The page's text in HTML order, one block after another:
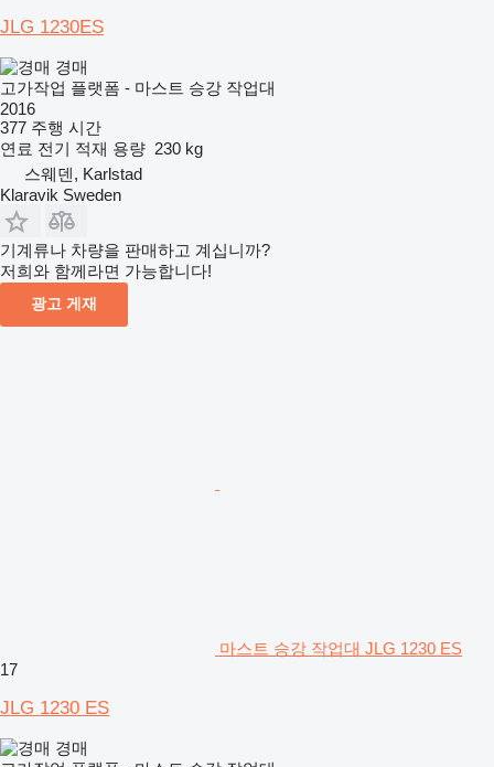
JLG 1230ES
경매
고가작업 플랫폼 - 마스트 승강 작업대
2016
377 주행 시간
연료 전기 적재 용량 230 kg
스웨덴, Karlstad
Klaravik Sweden
기계류나 차량을 판매하고 계십니까?
저희와 함께라면 가능합니다!
광고 게재
마스트 승강 작업대 JLG 1230 ES
17
JLG 1230 ES
경매